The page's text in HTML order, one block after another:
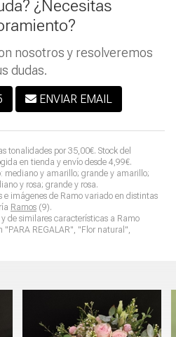
tonalidades por 35,00€. Stock del
en tienda y envío desde 4,99€.
mediano y amarillo; grande y amarillo;
y rosa; grande y rosa.
e imágenes de Ramo variado en distintas
Ramos (9).
de similares características a Ramo
"PARA REGALAR", "Flor natural",
¿Necesitas
nosotros y resolveremos
dudas.
ENVIAR EMAIL